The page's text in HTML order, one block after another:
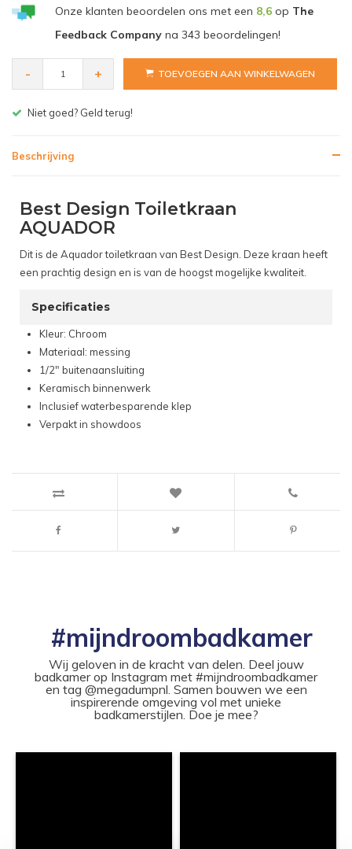
Onze klanten beoordelen ons met een 8,6op The
Feedback Companyna 343 beoordelingen!
- + TOEVOEGEN AAN WINKELWAGEN
Gratis bezorgen v.a. € 150,- (NL)
Beschrijving
Best Design Toiletkraan
AQUADOR
Dit is de Aquador toiletkraan van Best Design. Deze kraan heeft
een prachtig design en is van de hoogst mogelijke kwaliteit.
Specificaties
Kleur: Chroom
Materiaal: messing
1/2" buitenaansluiting
Keramisch binnenwerk
Inclusief waterbesparende klep
Verpakt in showdoos
#mijndroombadkamer
Wij geloven in de kracht van delen. Deel jouw
badkamer op Instagram met #mijndroombadkamer
en tag @megadumpnl. Samen bouwen we een
inspirerende omgeving vol met unieke
badkamerstijlen. Doe je mee?